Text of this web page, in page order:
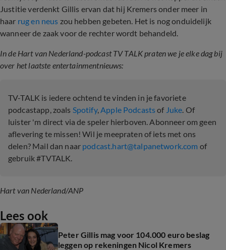
Justitie verdenkt Gillis ervan dat hij Kremers onder meer in
haar rug en neus zou hebben gebeten. Het is nog onduidelijk
wanneer de zaak voor de rechter wordt behandeld.
In de Hart van Nederland-podcast TV TALK praten we je elke dag bij
over het laatste entertainmentnieuws:
TV-TALK is iedere ochtend te vinden in je favoriete
podcastapp, zoals Spotify,Apple Podcastsof Juke. Of
luister 'm direct via de speler hierboven. Abonneer om geen
aflevering te missen! Wil je meepraten of iets met ons
delen? Mail dan naar podcast.hart@talpanetwork.com of
gebruik #TVTALK.
Hart van Nederland/ANP
Lees ook
Peter Gillis mag voor 104.000 euro beslag
leggen op rekeningen Nicol Kremers